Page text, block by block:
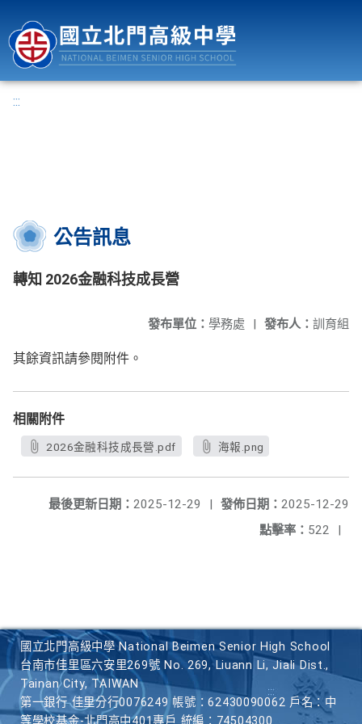
:::
公告訊息
轉知 2026金融科技成長營
發布人： 訓育組
發布單位： 學務處 |
其餘資訊請參閱附件。
相關附件
2026金融科技成長營.pdf 海報.png
發佈日期： 2025-12-29
最後更新日期： 2025-12-29
|
點擊率： 522 |
國立北門高級中學 National Beimen Senior High School
台南市佳里區六安里269號 No. 269, Liuann Li, Jiali Dist.,
Tainan City, TAIWAN
第一銀行 佳里分行0076249 帳號：62430090062 戶名：中
等學校基金-北門高中401專戶 統編：74504300